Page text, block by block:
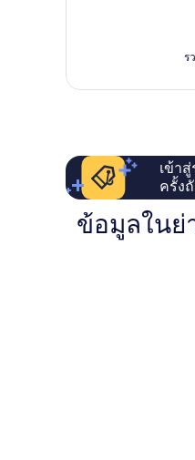
ร
เข้า
ครั้ง
ข้อมูลในย่